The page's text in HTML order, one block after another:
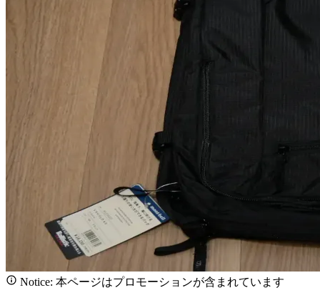
Notice: 本ページはプロモーションが含まれています